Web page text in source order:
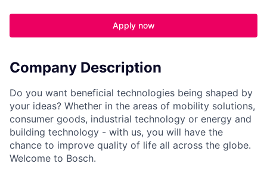
Apply now
Company Description
Do you want beneficial technologies being shaped by
your ideas? Whether in the areas of mobility solutions,
consumer goods, industrial technology or energy and
building technology - with us, you will have the
chance to improve quality of life all across the globe.
Welcome to Bosch.